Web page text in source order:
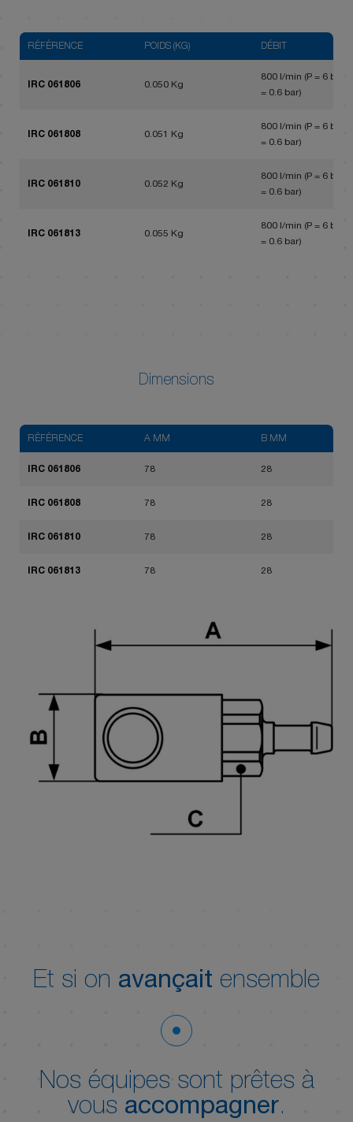
RÉFÉRENCE POIDS (KG) DÉBIT
IRC 061806 0.050 Kg
800 l/min (P = 6 bar,
= 0.6 bar)
IRC 061808 0.051 Kg
800 l/min (P = 6 bar,
= 0.6 bar)
IRC 061810 0.052 Kg
800 l/min (P = 6 bar,
= 0.6 bar)
IRC 061813 0.055 Kg
800 l/min (P = 6 bar,
= 0.6 bar)
Dimensions
RÉFÉRENCE A MM B MM
IRC 061806 78 28
IRC 061808 78 28
IRC 061810 78 28
IRC 061813 78 28
Et si on avançait ensemble
Nos équipes sont prêtes à
vous accompagner.